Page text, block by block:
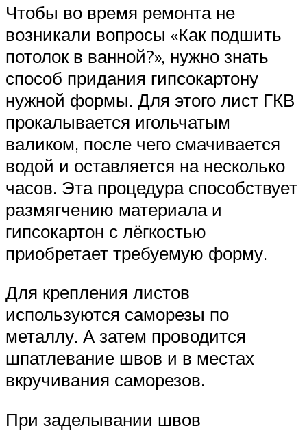
Чтобы во время ремонта не
возникали вопросы «Как подшить
потолок в ванной?», нужно знать
способ придания гипсокартону
нужной формы. Для этого лист ГКВ
прокалывается игольчатым
валиком, после чего смачивается
водой и оставляется на несколько
часов. Эта процедура способствует
размягчению материала и
гипсокартон с лёгкостью
приобретает требуемую форму.
Для крепления листов
используются саморезы по
металлу. А затем проводится
шпатлевание швов и в местах
вкручивания саморезов.
При заделывании швов